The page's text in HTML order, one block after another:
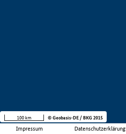
Impressum Datenschutzerklärung
100 km © Geobasis-DE / BKG 2015